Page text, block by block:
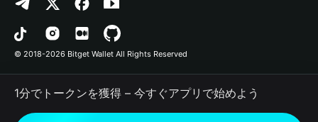
ブランドリソース
キャリア
Prediction Markets
DApp
RWA
コントラクト検出
一括送金
Avalanche
Bitcoin
Polygon
プライバシーポリシー
利用規約
© 2018-2026 Bitget Wallet All Rights Reserved
1分でトークンを獲得 – 今すぐアプリで始めよう